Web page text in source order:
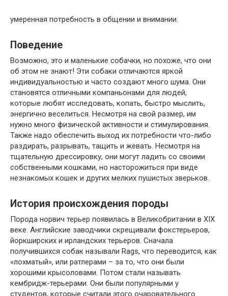
умеренная потребность в общении и внимании.
Поведение
Возможно, это и маленькие собачки, но похоже, что они
об этом не знают! Эти собаки отличаются яркой
индивидуальностью и часто создают много шума. Они
становятся отличными компаньонами для людей,
которые любят исследовать, копать, быстро мыслить,
энергично веселиться. Несмотря на свой размер, им
нужно много физической активности и стимулирования.
Также надо обеспечить выход их потребности что-либо
раздирать, разрывать, тащить и жевать. Несмотря на
тщательную дрессировку, они могут ладить со своими
собственными кошками, но насторожиться при виде
незнакомых кошек и других мелких пушистых зверьков.
История происхождения породы
Порода норвич терьер появилась в Великобритании в XIX
веке. Английские заводчики скрещивали фокстерьеров,
йоркширских и ирландских терьеров. Сначала
получившихся собак называли Rags, что переводится, как
«лохматый», или ратлерами – за то, что они были
хорошими крысоловами. Потом стали называть
кембридж-терьерами. Они были популярными у
студентов, которые считали этого очаровательного